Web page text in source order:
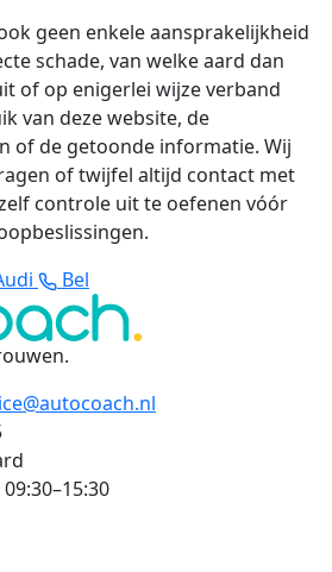
geen enkele aansprakelijkheid
schade, van welke aard dan
of op enigerlei wijze verband
van deze website, de
of de getoonde informatie. Wij
of twijfel altijd contact met
controle uit te oefenen vóór
Bel
.
09:30–15:30